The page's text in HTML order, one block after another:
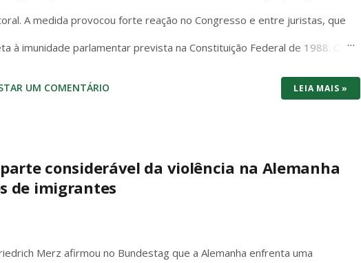
A medida provocou forte reação no Congresso e entre juristas, que
à imunidade parlamentar prevista na Constituição Federal de 1988. O
é claro e sem ambiguidades: “Os Deputados e Senadores são
por quaisquer de suas opiniões, palavras e votos”. A palavra
do regime democrático. Ela permite que senadores e
UM COMENTÁRIO LEIA MAIS »
considerável da violência na Alemanha
de imigrantes
Merz afirmou no Bundestag que a Alemanha enfrenta uma